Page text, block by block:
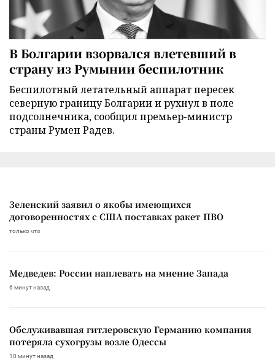
В Болгарии взорвался влетевший в
страну из Румынии беспилотник
Беспилотный летательный аппарат пересек
северную границу Болгарии и рухнул в поле
подсолнечника, сообщил премьер-министр
страны Румен Радев.
Зеленский заявил о якобы имеющихся
договоренностях с США поставках ракет ПВО
только что
Медведев: России наплевать на мнение Запада
6 минут назад
Обслуживавшая гитлеровскую Германию компания
потеряла сухогрузы возле Одессы
10 минут назад